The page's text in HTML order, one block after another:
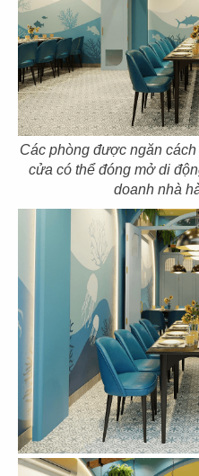
Các phòng được ngăn
cửa có thể đóng mở di
doanh nhà
59
SOM TUM THAI
CN Estella Palace
61
ASANOHA
CN Vincom Đồng Khởi, Quận 1
63
THE STREET